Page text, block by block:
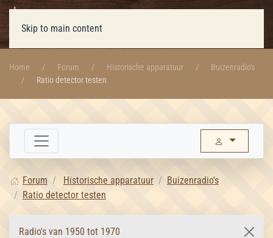
Skip to main content
Home Forum Historische apparatuur
Buizenradio's
Ratio detector testen
Forum Historische apparatuur
Buizenradio's
Ratio detector testen
Radio's van 1950 tot 1970